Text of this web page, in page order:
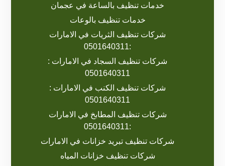
خدمات تنظيف بالساعة في عجمان
خدمات تنظيف بالوعات
شركات تنظيف الثريات في الامارات
:0501640311
شركات تنظيف السجاد في الامارات :
0501640311
شركات تنظيف الكنب في الامارات :
0501640311
شركات تنظيف المطابخ في الامارات
:0501640311
شركات تنظيف تبريد خزانات في الامارات
شركات تنظيف خزانات المياه